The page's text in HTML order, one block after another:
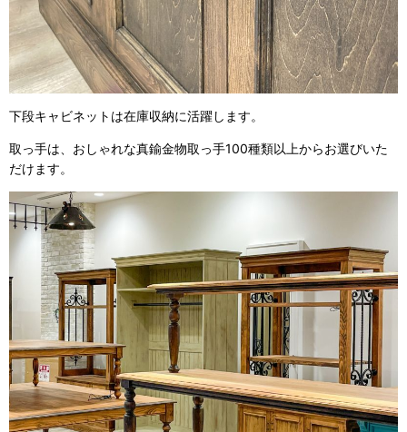
下段キャビネットは在庫収納に活躍します。
取っ手は、おしゃれな真鍮金物取っ手100種類以上からお選びいた
だけます。